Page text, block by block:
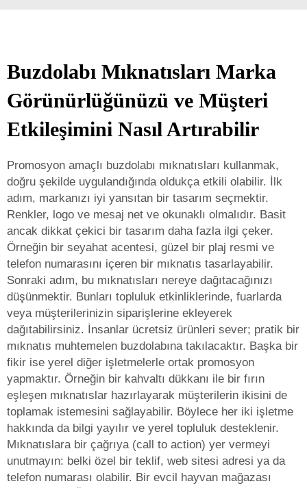
Buzdolabı Mıknatısları Marka
Görünürlüğünüzü ve Müşteri
Etkileşimini Nasıl Artırabilir
Promosyon amaçlı buzdolabı mıknatısları kullanmak,
doğru şekilde uygulandığında oldukça etkili olabilir. İlk
adım, markanızı iyi yansıtan bir tasarım seçmektir.
Renkler, logo ve mesaj net ve okunaklı olmalıdır. Basit
ancak dikkat çekici bir tasarım daha fazla ilgi çeker.
Örneğin bir seyahat acentesi, güzel bir plaj resmi ve
telefon numarasını içeren bir mıknatıs tasarlayabilir.
Sonraki adım, bu mıknatısları nereye dağıtacağınızı
düşünmektir. Bunları topluluk etkinliklerinde, fuarlarda
veya müşterilerinizin siparişlerine ekleyerek
dağıtabilirsiniz. İnsanlar ücretsiz ürünleri sever; pratik bir
mıknatıs muhtemelen buzdolabına takılacaktır. Başka bir
fikir ise yerel diğer işletmelerle ortak promosyon
yapmaktır. Örneğin bir kahvaltı dükkanı ile bir fırın
eşleşen mıknatıslar hazırlayarak müşterilerin ikisini de
toplamak istemesini sağlayabilir. Böylece her iki işletme
hakkında da bilgi yayılır ve yerel topluluk desteklenir.
Mıknatıslara bir çağrıya (call to action) yer vermeyi
unutmayın: belki özel bir teklif, web sitesi adresi ya da
telefon numarası olabilir. Bir evcil hayvan mağazası